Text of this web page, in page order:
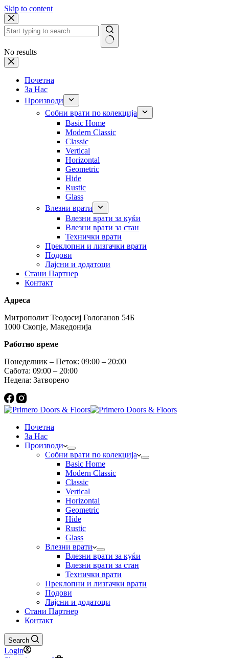
Skip to content
No results
Почетна
За Нас
Производи
Собни врати по колекција
Basic Home
Modern Classic
Classic
Vertical
Horizontal
Geometric
Hide
Rustic
Glass
Влезни врати
Влезни врати за куќи
Влезни врати за стан
Технички врати
Преклопни и лизгачки врати
Подови
Лајсни и додатоци
Стани Партнер
Контакт
Адреса
Митрополит Теодосиј Гологанов 54Б
1000 Скопје, Македонија
Работно време
Понеделник – Петок: 09:00 – 20:00
Сабота: 09:00 – 20:00
Недела: Затворено
Почетна
За Нас
Производи
Собни врати по колекција
Basic Home
Modern Classic
Classic
Vertical
Horizontal
Geometric
Hide
Rustic
Glass
Влезни врати
Влезни врати за куќи
Влезни врати за стан
Технички врати
Преклопни и лизгачки врати
Подови
Лајсни и додатоци
Стани Партнер
Контакт
Search
Login